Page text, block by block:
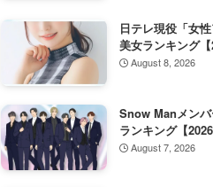
日テレ現役「女
美女ランキング【
August 8, 2026
Snow Manメンバ
ランキング【
August 7, 2026